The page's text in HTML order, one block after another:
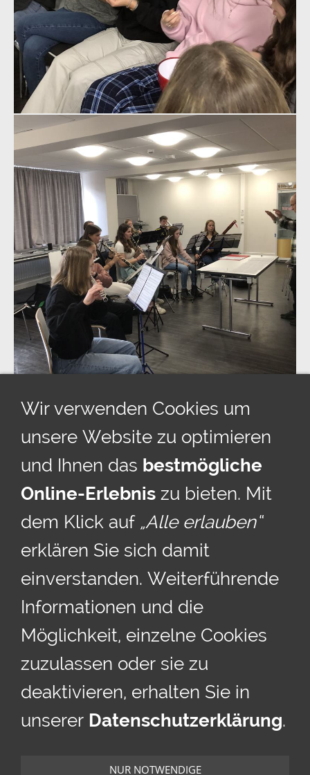
Wir verwenden Cookies um
unsere Website zu optimieren
und Ihnen das bestmögliche
Online-Erlebnis zu bieten. Mit
dem Klick auf „Alle erlauben“
erklären Sie sich damit
einverstanden. Weiterführende
Informationen und die
Möglichkeit, einzelne Cookies
zuzulassen oder sie zu
deaktivieren, erhalten Sie in
unserer Datenschutzerklärung.
NUR NOTWENDIGE